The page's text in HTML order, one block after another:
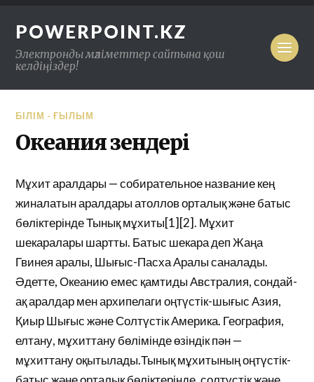
POWERPOINT.KZ
Электронды мәліметтер сайтына қош
келдіңіздер!
БІЛІМ - ҒЫЛЫМ
Океания өзендері
Мұхит аралдары — собирательное название кең
жиналатын аралдары атоллов орталық және батыс
бөліктерінде Тынық мұхиты[1][2]. Мұхит
шекаралары шартты. Батыс шекара деп Жаңа
Гвинея аралы, Шығыс-Пасха Аралы саналады.
Әдетте, Океанию емес қамтиды Австралия, сондай-
ақ аралдар мен архипелаги оңтүстік-шығыс Азия,
Қиыр Шығыс және Солтүстік Америка. География,
елтану, мұхиттану бөлімінде өзіндік пән —
мұхиттану оқытылады.Тынық мұхитының оңтүстік-